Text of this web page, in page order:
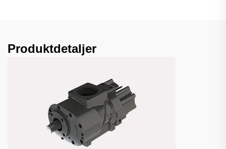
Produktdetaljer